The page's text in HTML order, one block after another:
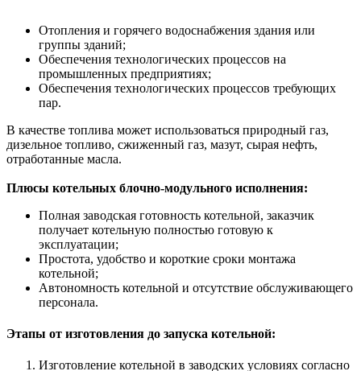
Отопления и горячего водоснабжения здания или
группы зданий;
Обеспечения технологических процессов на
промышленных предприятиях;
Обеспечения технологических процессов требующих
пар.
В качестве топлива может использоваться природный газ,
дизельное топливо, сжиженный газ, мазут, сырая нефть,
отработанные масла.
Плюсы котельных блочно-модульного исполнения:
Полная заводская готовность котельной, заказчик
получает котельную полностью готовую к
эксплуатации;
Простота, удобство и короткие сроки монтажа
котельной;
Автономность котельной и отсутствие обслуживающего
персонала.
Этапы от изготовления до запуска котельной:
Изготовление котельной в заводских условиях согласно